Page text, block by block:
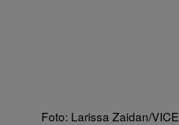
Foto: Larissa Zaidan/VICE